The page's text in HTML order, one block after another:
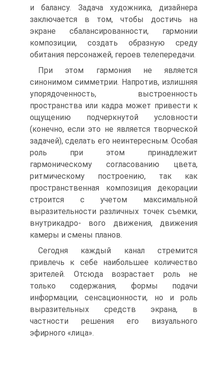
и балансу. Задача художника, дизайне­ра
заключается в том, чтобы достичь на
экране сбалансированности, гармо­нии
композиции, создать образную среду
обитания персонажей, героев те­лепередачи.
При этом гармония не является
синонимом симметрии. Напротив, излишняя
упорядоченность, выстроенность
пространства или кадра может привести к
ощущению подчеркнутой условности
(конечно, если это не яв­ляется творческой
задачей), сделать его неинтересным. Особая
роль при этом принадлежит
гармоническому согласованию цвета,
ритмическому по­строению, так как
пространственная композиция декорации
строится с уче­том максимальной
выразительности различных точек съемки,
внутрикадро- вого движения, движения
камеры и смены планов.
Сегодня каждый канал стремится
привлечь к себе наибольшее коли­чество
зрителей. Отсюда возрастает роль не
только содержания, формы пода­чи
информации, сенсационности, но и роль
выразительных средств экрана, в
частности решения его визуального
эфирного «лица».